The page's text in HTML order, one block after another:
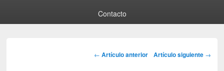
Contacto
Post navigation
← Artículo anterior Artículo siguiente →